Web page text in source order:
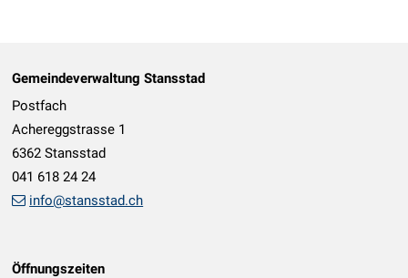
Gemeindeverwaltung Stansstad
Postfach
Achereggstrasse 1
6362 Stansstad
041 618 24 24
info@stansstad.ch
Öffnungszeiten